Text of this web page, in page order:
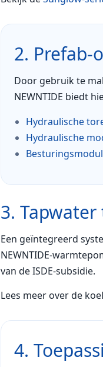
2.
Door gebruik te
NEWNTIDE biedt
Hydraulische
Hydraulische
3. Tapwater
Een geïntegreerd
NEWNTIDE-
van de ISDE-subsidie.
Lees meer over de
4.